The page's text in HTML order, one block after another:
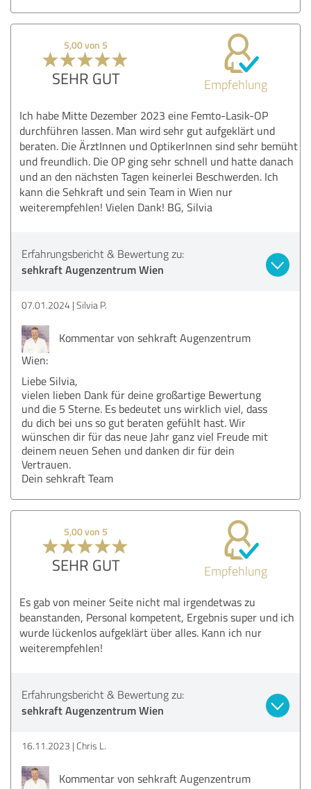
5,00 von 5
SEHR GUT Empfehlung
Ich habe Mitte Dezember 2023 eine Femto-Lasik-OP
durchführen lassen. Man wird sehr gut aufgeklärt und
beraten. Die ÄrztInnen und OptikerInnen sind sehr bemüht
und freundlich. Die OP ging sehr schnell und hatte danach
und an den nächsten Tagen keinerlei Beschwerden. Ich
kann die Sehkraft und sein Team in Wien nur
weiterempfehlen! Vielen Dank! BG, Silvia
Erfahrungsbericht & Bewertung zu:
sehkraft Augenzentrum Wien
07.01.2024 Silvia P.
Kommentar von sehkraft Augenzentrum
Wien:
Liebe Silvia,
vielen lieben Dank für deine großartige Bewertung
und die 5 Sterne. Es bedeutet uns wirklich viel, dass
du dich bei uns so gut beraten gefühlt hast. Wir
wünschen dir für das neue Jahr ganz viel Freude mit
deinem neuen Sehen und danken dir für dein
Vertrauen.
Dein sehkraft Team
5,00 von 5
SEHR GUT Empfehlung
Es gab von meiner Seite nicht mal irgendetwas zu
beanstanden, Personal kompetent, Ergebnis super und ich
wurde lückenlos aufgeklärt über alles. Kann ich nur
weiterempfehlen!
Erfahrungsbericht & Bewertung zu:
sehkraft Augenzentrum Wien
16.11.2023 Chris L.
Kommentar von sehkraft Augenzentrum